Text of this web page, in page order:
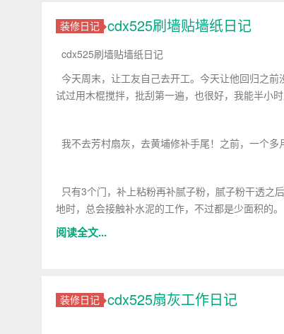
装修日记 cdx525刷墙贴墙纸日记
cdx525刷墙贴墙纸日记
今天周末，让工友自己去开工。今天让他回归之
试过用木棍搅拌，批刮第一遍，也很好，我能半小
我不去芳村扇灰，去黄埔修补手尾！之前，一个多
只有3个门，补上粘粉再补腻子粉，腻子粉干透之
地时，总会接触补水泥的工作，不过都是少面积的。
阅读全文...
装修日记 cdx525扇灰工作日记